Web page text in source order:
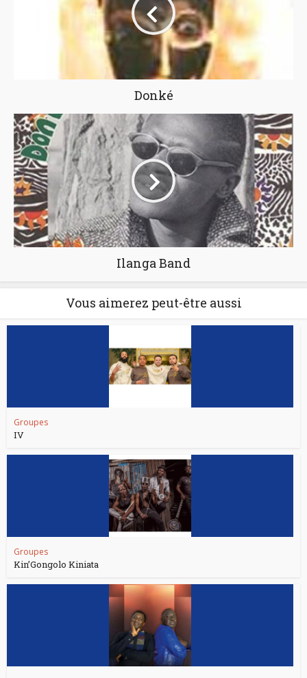
Donké
Ilanga Band
Vous aimerez peut-être aussi
Groupes
IV
Groupes
Kin’Gongolo Kiniata